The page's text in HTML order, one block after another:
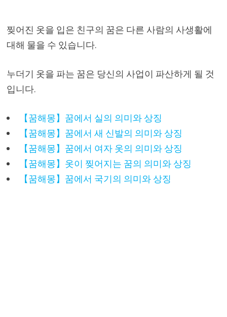
찢어진 옷을 입은 친구의 꿈은 다른 사람의 사생활에
대해 물을 수 있습니다.
누더기 옷을 파는 꿈은 당신의 사업이 파산하게 될 것
입니다.
【꿈해몽】꿈에서 실의 의미와 상징
【꿈해몽】꿈에서 새 신발의 의미와 상징
【꿈해몽】꿈에서 여자 옷의 의미와 상징
【꿈해몽】옷이 찢어지는 꿈의 의미와 상징
【꿈해몽】꿈에서 국기의 의미와 상징